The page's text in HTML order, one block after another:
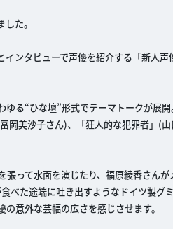
た。
ンタビューで声優を紹介する「新人
る“ひな壇”形式でテーマトークが展
岡美沙子さん)、「狂人的な犯罪者」(
って水面を演じたり、福原綾香さん
べた途端に吐き出すようなドイツ製グ
意外な芸幅の広さを感じさせます。